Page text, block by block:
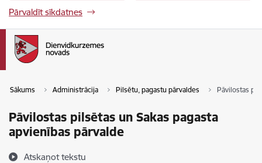
Pārvaldīt sīkdatnes
Sākums Administrācija Pilsētu, pagastu pārvaldes Pāvilostas
Pāvilostas pilsētas un Sakas pagasta
apvienības pārvalde
Atskaņot tekstu